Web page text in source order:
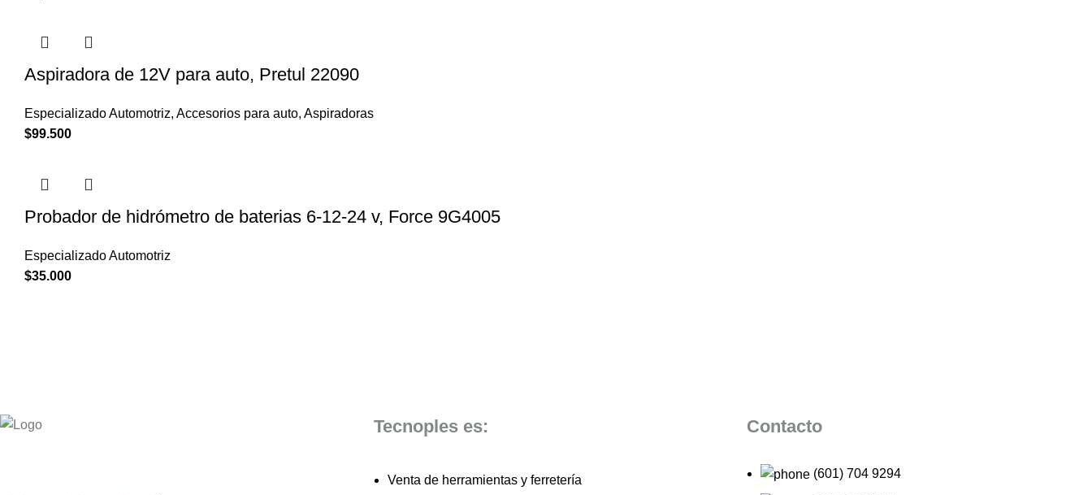
Aspiradora de 12V para auto, Pretul 22090
Especializado Automotriz, Accesorios para auto, Aspiradoras
$99.500
Probador de hidrómetro de baterias 6-12-24 v, Force 9G4005
Especializado Automotriz
$35.000
Tecnoples es:
Venta de herramientas y ferretería
Contacto
(601) 704 9294